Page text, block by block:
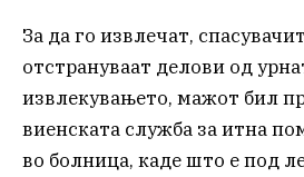
За да го извлечат,
отстрануваат делови од
извлекувањето, мажот бил
виенската служба за итна
во болница, каде што е под